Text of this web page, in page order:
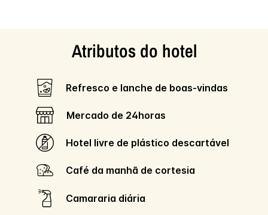
Atributos do hotel
Refresco e lanche de boas-vindas
Mercado de 24horas
Hotel livre de plástico descartável
Café da manhã de cortesia
Camararia diária